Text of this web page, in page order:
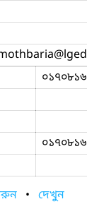
• দেখুন